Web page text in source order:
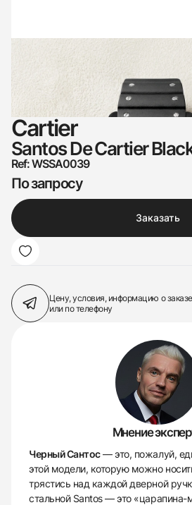
Cartier
Santos De Cartier
Ref: WSSA0039
По запросу
Заказать
Цену, условия, информацию о
или по телефону
Мнение
Черный Сантос— это, пожалуй,
этой модели, которую можно
трястись над каждой дверной
стальной Santos — это «царапина-